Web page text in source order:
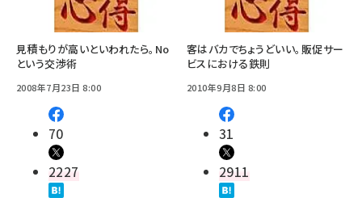
見積もりが高いといわれたら。No
という交渉術
2008年7月23日 8:00
70
2227
客はバカでちょうどいい。販促サー
ビスにおける鉄則
2010年9月8日 8:00
31
2911